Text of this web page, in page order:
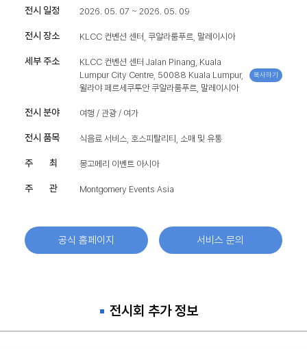
전시 일정 2026. 05. 07 ~ 2026. 05. 09
전시 장소 KLCC 컨벤션 센터, 쿠알라룸푸르, 말레이시아
세부 주소
KLCC 컨벤션 센터 Jalan Pinang, Kuala
Lumpur City Centre, 50088 Kuala Lumpur,
윌라야 페르세쿠투안 쿠알라룸푸르, 말레이시아
복사하기
전시 분야 여행 / 관광 / 여가
전시 품목 식음료 서비스, 호스피탈리티, 소매 및 유통
주 최 몽고메리 이벤트 아시아
주 관 Montgomery Events Asia
공식 홈페이지 서비스 문의
전시회 추가 정보